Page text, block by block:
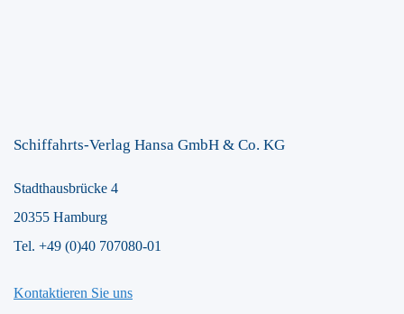
Schiffahrts-Verlag Hansa GmbH & Co. KG
Stadthausbrücke 4
20355 Hamburg
Tel. +49 (0)40 707080-01
Kontaktieren Sie uns